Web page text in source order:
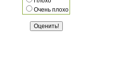
Очень плохо